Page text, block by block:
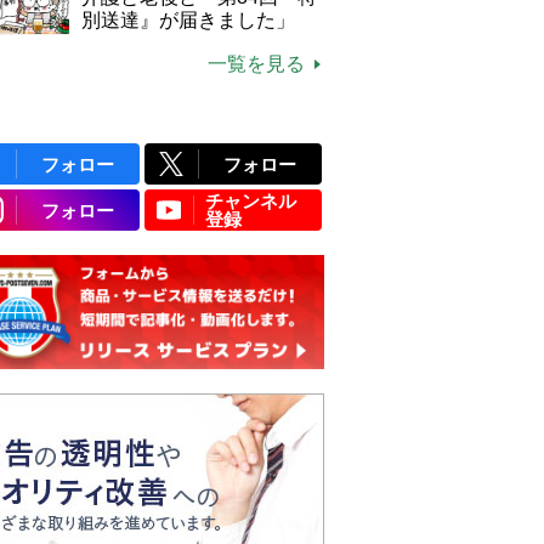
別送達』が届きました」
一覧を見る
フォロー フォロー
フォロー
チャンネル
登録